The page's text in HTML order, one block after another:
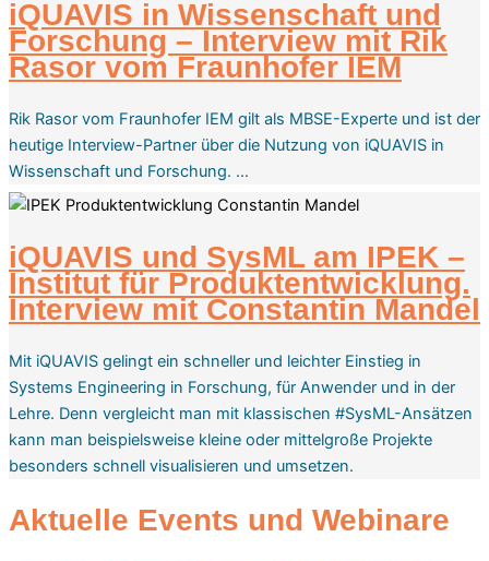
iQUAVIS in Wissenschaft und
Forschung – Interview mit Rik
Rasor vom Fraunhofer IEM
Rik Rasor vom Fraunhofer IEM gilt als MBSE-Experte und ist der
heutige Interview-Partner über die Nutzung von iQUAVIS in
Wissenschaft und Forschung. …
iQUAVIS und SysML am IPEK –
Institut für Produktentwicklung.
Interview mit Constantin Mandel
Mit iQUAVIS gelingt ein schneller und leichter Einstieg in
Systems Engineering in Forschung, für Anwender und in der
Lehre. Denn vergleicht man mit klassischen #SysML-Ansätzen
kann man beispielsweise kleine oder mittelgroße Projekte
besonders schnell visualisieren und umsetzen.
Aktuelle Events und Webinare